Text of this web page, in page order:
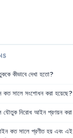
কীভাবে দেখা হতো?
কত সালে সংশোধন করা হয়েছে?
যৌতুক নিরোধ আইন প্রণয়ন করা
কত সালে প্রণীত হয় এবং এই